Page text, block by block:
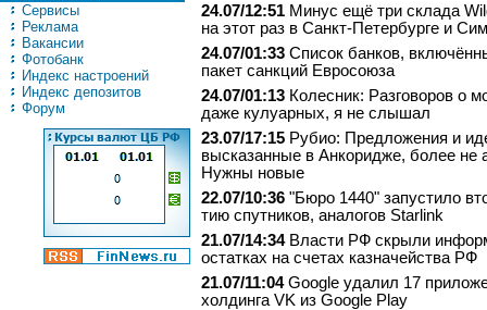
Сервисы
Реклама
Вакансии
Фотобанк
Индекс настроений
Индекс депозитов
Форум
24.07/12:51 Минус ещё три склада
на этот раз в Санкт-Петербурге и
24.07/01:33 Список банков,
пакет санкций Евросоюза
24.07/01:13 Колесник: Разговоров о
даже кулуарных, я не слышал
23.07/17:15 Рубио: Предложения и
высказанные в Анкоридже, более не
Нужны новые
22.07/10:36 "Бю­ро 1440" за­пус­ти­ло
тию спут­ни­ков, аналогов Starlink
21.07/14:34 Власти РФ скрыли
остатках на счетах казначейства РФ
21.07/11:04 Google удалил 17
холдинга VK из Google Play